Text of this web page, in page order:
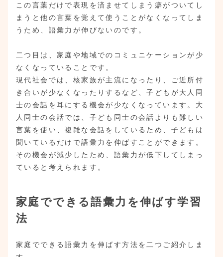
この言葉だけで表現を済ませてしまう癖がついてし
まうと他の言葉を覚えて使うことがなくなってしま
うため、語彙力が伸びないのです。
二つ目は、家庭や地域でのコミュニケーションが少
なくなっていることです。
現代社会では、核家族が主流になったり、ご近所付
き合いが少なくなったりするなど、子どもが大人同
士の会話を耳にする機会が少なくなっています。大
人同士の会話では、子ども同士の会話よりも難しい
言葉を使い、複雑な会話をしているため、子どもは
聞いているだけで語彙力を伸ばすことができます。
その機会が減少したため、語彙力が低下してしまっ
ていると考えられます。
家庭でできる語彙力を伸ばす学習
法
家庭でできる語彙力を伸ばす方法を二つご紹介しま